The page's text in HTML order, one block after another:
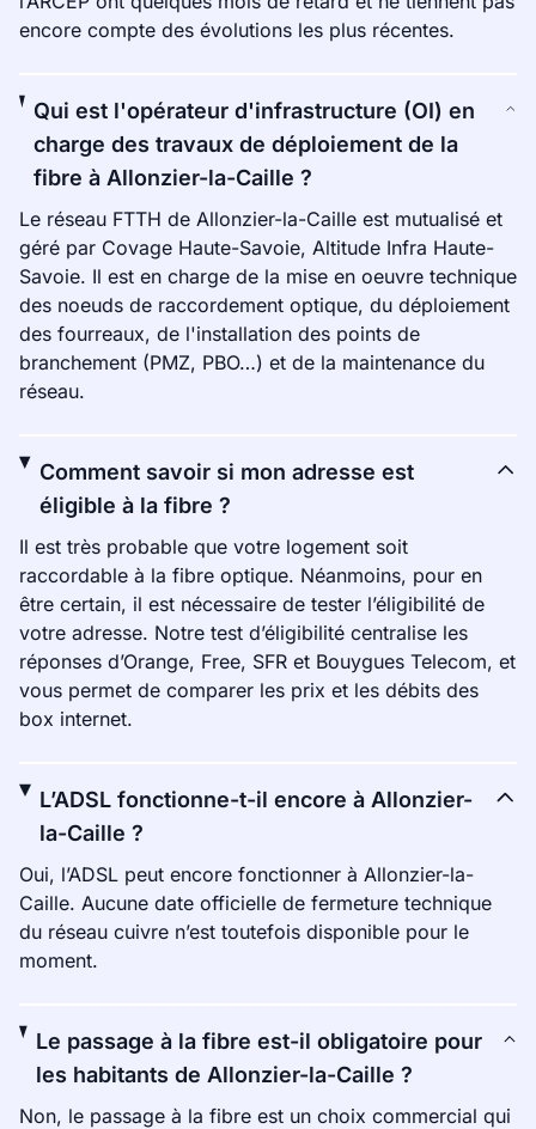
encore compte des évolutions les plus récentes.
Qui est l'opérateur d'infrastructure (OI) en
charge des travaux de déploiement de la
fibre à Allonzier-la-Caille ?
Le réseau FTTH de Allonzier-la-Caille est mutualisé et
géré par Covage Haute-Savoie, Altitude Infra Haute-
Savoie. Il est en charge de la mise en oeuvre technique
des noeuds de raccordement optique, du déploiement
des fourreaux, de l'installation des points de
branchement (PMZ, PBO…) et de la maintenance du
réseau.
Comment savoir si mon adresse est
éligible à la fibre ?
Il est très probable que votre logement soit
raccordable à la fibre optique. Néanmoins, pour en
être certain, il est nécessaire de tester l’éligibilité de
votre adresse. Notre test d’éligibilité centralise les
réponses d’Orange, Free, SFR et Bouygues Telecom, et
vous permet de comparer les prix et les débits des
box internet.
L’ADSL fonctionne-t-il encore à Allonzier-
la-Caille ?
Oui, l’ADSL peut encore fonctionner à Allonzier-la-
Caille. Aucune date officielle de fermeture technique
du réseau cuivre n’est toutefois disponible pour le
moment.
Le passage à la fibre est-il obligatoire pour
les habitants de Allonzier-la-Caille ?
Non, le passage à la fibre est un choix commercial qui